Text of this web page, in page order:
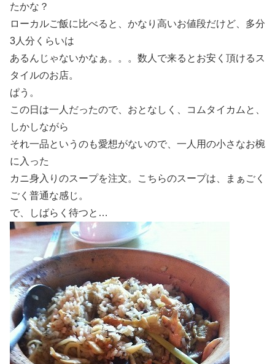
たかな？
ローカルご飯に比べると、かなり高いお値段だけど、多分
3人分くらいは
あるんじゃないかなぁ。。。数人で来るとお安く頂けるス
タイルのお店。
ぱう。
この日は一人だったので、おとなしく、コムタイカムと、
しかしながら
それ一品というのも愛想がないので、一人用の小さなお椀
に入った
カニ身入りのスープを注文。こちらのスープは、まぁごく
ごく普通な感じ。
で、しばらく待つと…